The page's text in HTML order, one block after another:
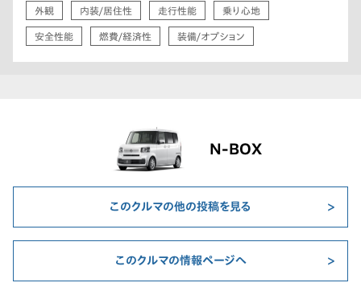
外観 内装/居住性 走行性能 乗り心地
安全性能 燃費/経済性 装備/オプション
N-BOX
このクルマの他の投稿を見る
このクルマの情報ページへ